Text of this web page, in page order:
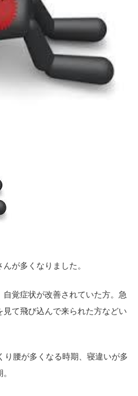
が多くなりました。
覚症状が改善されていた方。急
て飛び込んで来られた方などい
腰が多くなる時期、寝違いが多